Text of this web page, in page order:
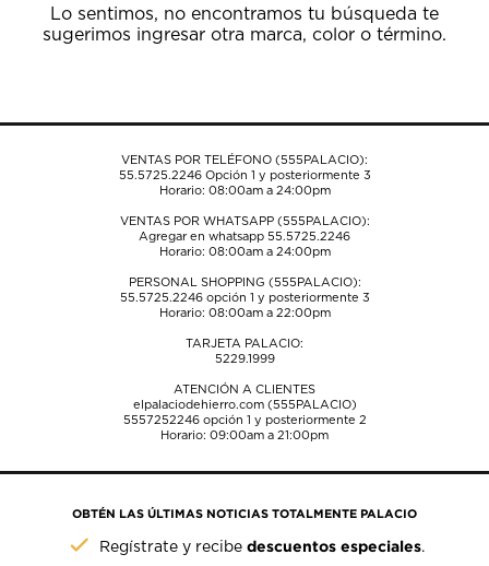
Lo sentimos, no encontramos tu búsqueda te
sugerimos ingresar otra marca, color o término.
VENTAS POR TELÉFONO (555PALACIO):
55.5725.2246Opción 1 y posteriormente 3
Horario: 08:00am a 24:00pm
VENTAS POR WHATSAPP (555PALACIO):
Agregar en whatsapp 55.5725.2246
Horario: 08:00am a 24:00pm
PERSONAL SHOPPING (555PALACIO):
55.5725.2246opción 1 y posteriormente 3
Horario: 08:00am a 22:00pm
TARJETA PALACIO:
5229.1999
ATENCIÓN A CLIENTES
elpalaciodehierro.com (555PALACIO)
5557252246opción 1 y posteriormente 2
Horario: 09:00am a 21:00pm
OBTÉN LAS ÚLTIMAS NOTICIAS TOTALMENTE PALACIO
Regístrate y recibedescuentos especiales.